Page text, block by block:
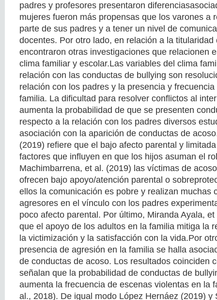
padres y profesores presentaron
mujeres fueron más propensas que los varones a
parte de sus padres y a tener un nivel de
docentes. Por otro lado, en relación a la titularidad
encontraron otras investigaciones que relacionen
clima familiar y escolar.Las variables del clima
relación con las conductas de bullying son
relación con los padres y la presencia y
familia. La dificultad para resolver conflictos al
aumenta la probabilidad de que se presenten
respecto a la relación con los padres diversos
asociación con la aparición de conductas de
(2019) refiere que el bajo afecto parental y
factores que influyen en que los hijos asuman el
Machimbarrena, et al. (2019) las víctimas de
ofrecen bajo apoyo/atención parental o
ellos la comunicación es pobre y realizan muchas
agresores en el vínculo con los padres
poco afecto parental. Por último, Miranda Ayala,
que el apoyo de los adultos en la familia mitiga la
la victimización y la satisfacción con la vida.Por
presencia de agresión en la familia se halla
de conductas de acoso. Los resultados coinciden
señalan que la probabilidad de conductas de
aumenta la frecuencia de escenas violentas en la
al., 2018). De igual modo López Hernáez (2019) y